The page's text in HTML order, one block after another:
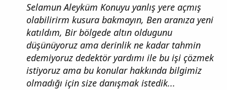
Selamun Aleyküm Konuyu yanlış yere açmış
olabilirirm kusura bakmayın, Ben aranıza yeni
katıldım, Bir bölgede altın oldugunu
düşünüyoruz ama derinlik ne kadar tahmin
edemiyoruz dedektör yardımı ile bu işi çözmek
istiyoruz ama bu konular hakkında bilgimiz
olmadığı için size danışmak istedik...